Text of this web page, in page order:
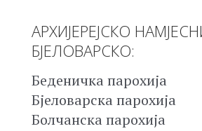
АРХИЈЕРЕЈСКО
БЈЕЛОВАРСКО:
Беденичка парохија
Бјеловарска парохија
Болчанска парохија